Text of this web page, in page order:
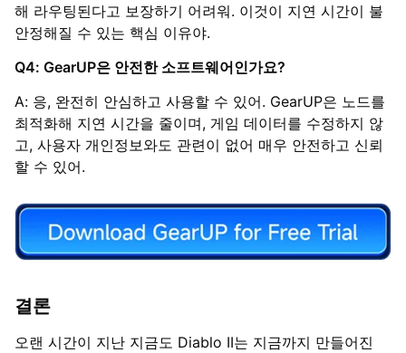
해 라우팅된다고 보장하기 어려워. 이것이 지연 시간이 불
안정해질 수 있는 핵심 이유야.
Q4: GearUP은 안전한 소프트웨어인가요?
A: 응, 완전히 안심하고 사용할 수 있어. GearUP은 노드를
최적화해 지연 시간을 줄이며, 게임 데이터를 수정하지 않
고, 사용자 개인정보와도 관련이 없어 매우 안전하고 신뢰
할 수 있어.
결론
오랜 시간이 지난 지금도 Diablo II는 지금까지 만들어진